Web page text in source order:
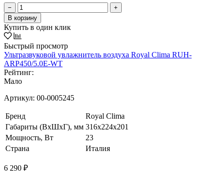
−
+
В корзину
Купить в один клик
Быстрый просмотр
Ультразвуковой увлажнитель воздуха Royal Clima RUH-
ARP450/5.0E-WT
Рейтинг:
Мало
Артикул: 00-0005245
Бренд
Royal Clima
Габариты (ВхШхГ), мм 316x224x201
Мощность, Вт
23
Страна
Италия
6 290 ₽